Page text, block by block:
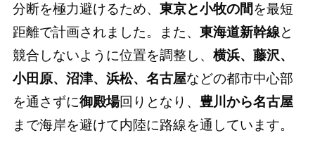
分断を極力避けるため、 東京と小牧の間を最短
距離で計画されました。また、 東海道新幹線と
競合しないように位置を調整し、 横浜、藤沢、
小田原、沼津、浜松、名古屋などの都市中心部
を通さずに御殿場回りとなり、 豊川から名古屋
まで海岸を避けて内陸に路線を通しています。